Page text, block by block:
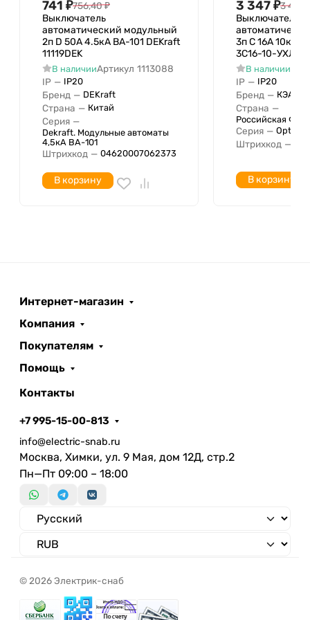
при коротком замыкании Icu IEC
60898 при 230 В
6 кА
Номин. отключающая способность
при коротком замыкании Icu IEC
60947-2 при 230В
6 кА
Номин. отключающая способность
при коротком замыкании Icu IEC
60947-2 при 400 В
Номинальное импульсное
напряжение
741 ₽756,40₽
Выключатель
автоматический модульный
2п D 50А 4.5кА ВА-101 DEKraft
11119DEK
В наличииАртикул 1113088
IP — IP20
Бренд — DEKraft
Страна — Китай
Серия —
Dekraft. Модульные автоматы
4,5кА ВА-101
Штрихкод — 04620007062373
В корзину
3 347₽3
Выключатель
3п C 16А 10кА
3C16-10-УХЛ3
В наличии
IP — IP20
Бренд — КЭАЗ
Страна —
Российская
Серия — OptiDin
Штрихкод —
В корзину
Интернет-магазин
Компания
Покупателям
Помощь
Контакты
+7 995-15-00-813
info@electric-snab.ru
Москва, Химки, ул. 9 Мая, дом 12Д, стр.2
Пн—Пт 09:00 – 18:00
© 2026 Электрик-снаб